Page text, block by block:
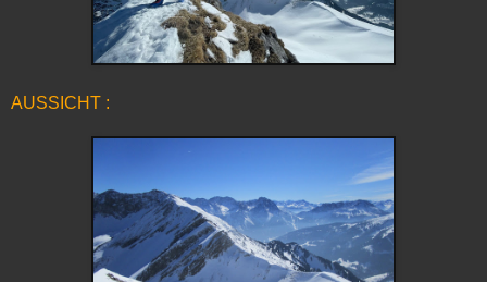
AUSSICHT :